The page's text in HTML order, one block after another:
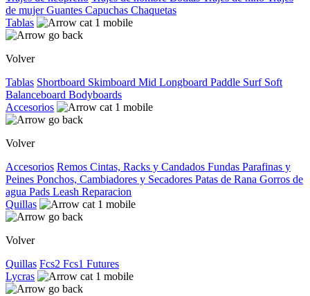
de mujerGuantes Capuchas Chaquetas
Tablas
Volver
Tablas Shortboard Skimboard Mid Longboard Paddle Surf Soft
Balanceboard Bodyboards
Accesorios
Volver
Accesorios Remos Cintas, Racks y Candados Fundas Parafinas y
Peines Ponchos, Cambiadores y Secadores Patas de Rana Gorros de
agua Pads Leash Reparacion
Quillas
Volver
Quillas Fcs2 Fcs1 Futures
Lycras